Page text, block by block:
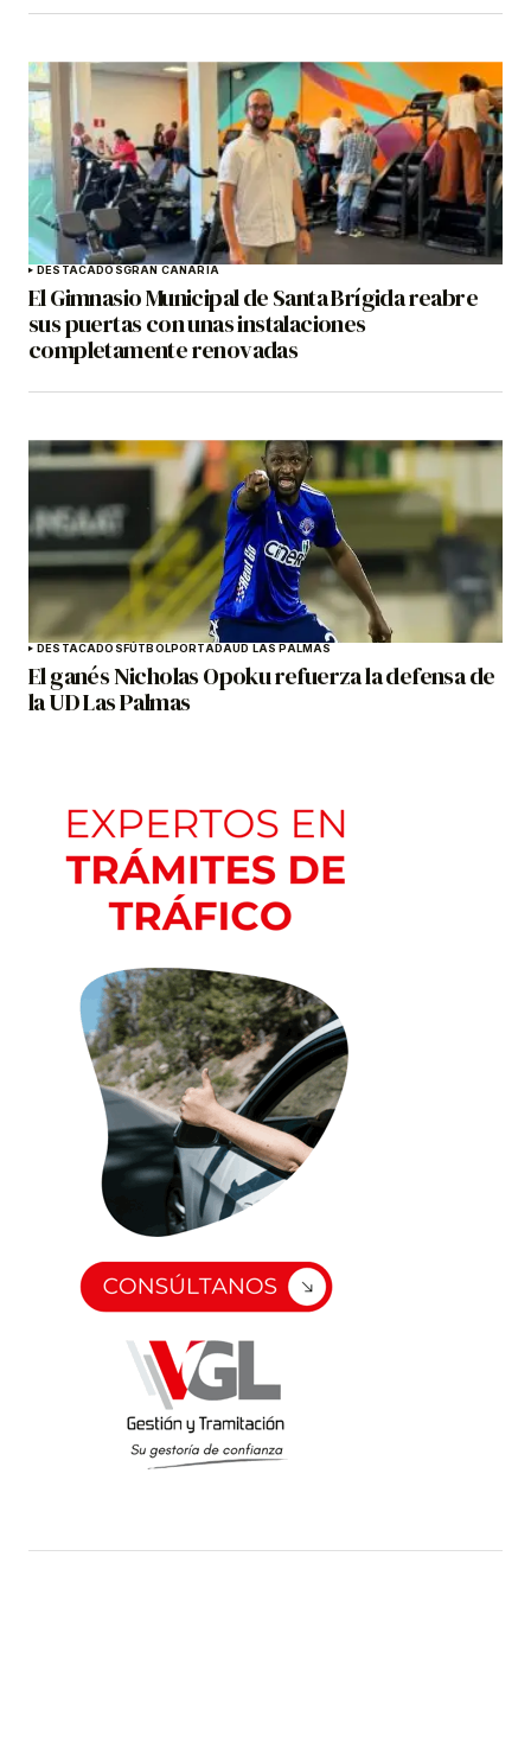
DESTACADOSGRAN CANARIA
El Gimnasio Municipal de Santa Brígida reabre
sus puertas con unas instalaciones
completamente renovadas
DESTACADOSFÚTBOLPORTADAUD LAS PALMAS
El ganés Nicholas Opoku refuerza la defensa de
la UD Las Palmas